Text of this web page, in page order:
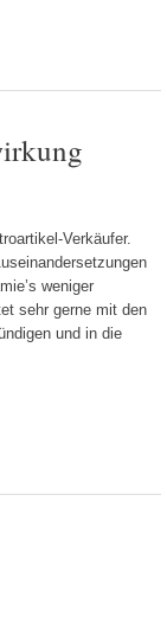
Verkäufer.
weniger
sehr gerne mit den
und in die